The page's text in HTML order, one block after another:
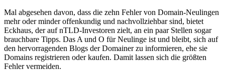
Mal abgesehen davon, dass die zehn Fehler von Domain-Neulingen
mehr oder minder offenkundig und nachvollziehbar sind, bietet
Eckhaus, der auf nTLD-Investoren zielt, an ein paar Stellen sogar
brauchbare Tipps. Das A und O für Neulinge ist und bleibt, sich auf
den hervorragenden Blogs der Domainer zu informieren, ehe sie
Domains registrieren oder kaufen. Damit lassen sich die größten
Fehler vermeiden.